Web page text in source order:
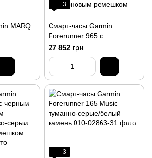
MARQ
3
Смарт-часы Garmin
Forerunner 965 с
карбоново-серым
титановым безелем,
черным корпусом и
желтым/черным
силиконовым ремешком
27 852 грн
3